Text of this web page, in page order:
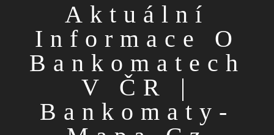
Aktuální
Informace O
Bankomatech
V ČR |
Bankomaty-